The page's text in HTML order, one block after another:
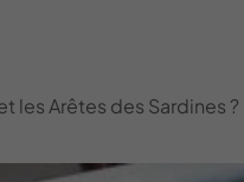
les Arêtes des